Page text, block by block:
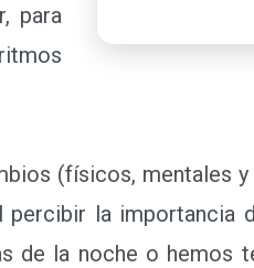
para
(físicos, mentales y
la importancia
de la noche o hemos